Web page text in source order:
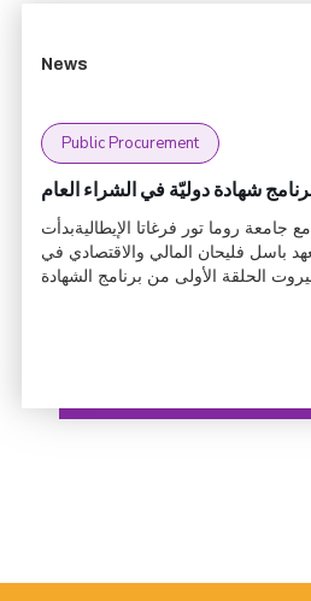
News
Public Procurement
برنامج شهادة دوليّة في الشراء العام
روما تور فرغاتا الإيطاليةبدأت
باسل فليحان المالي والاقتصادي في